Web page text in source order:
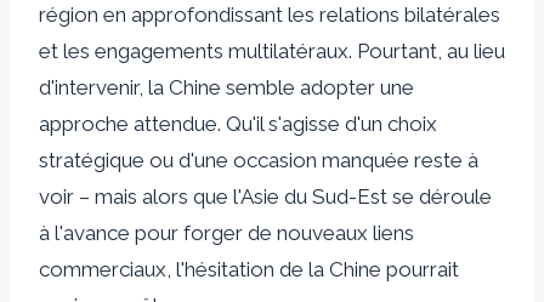
région en approfondissant les relations bilatérales
et les engagements multilatéraux. Pourtant, au lieu
d'intervenir, la Chine semble adopter une
approche attendue. Qu'il s'agisse d'un choix
stratégique ou d'une occasion manquée reste à
voir – mais alors que l'Asie du Sud-Est se déroule
à l'avance pour forger de nouveaux liens
commerciaux, l'hésitation de la Chine pourrait